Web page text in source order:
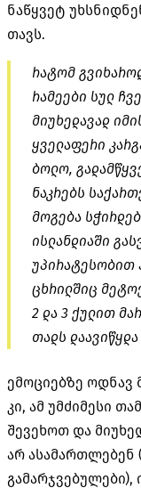
ნაწყვეტ
თავს.
რატომ
რამეები სულ
მიუხედავად
ყველაფერი
ბოლო,
ნაკრებს
მოგება
ისლანდიაში
უპირატესობით
ცხრილშიც
2 და 3 ქულით
თადს
ემოციებზე ოდნავ
კი, ამ უმძიმესი
შევეხოთ და
არ ასამართლებენ (
გამარჯვებულები),